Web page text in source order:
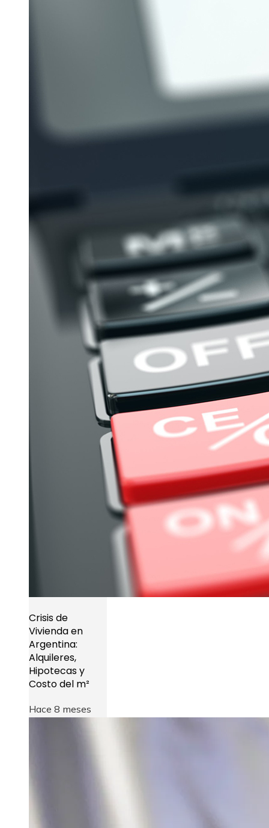
Crisis de
Vivienda en
Argentina:
Alquileres,
Hipotecas y
Costo del m²
Hace 8 meses